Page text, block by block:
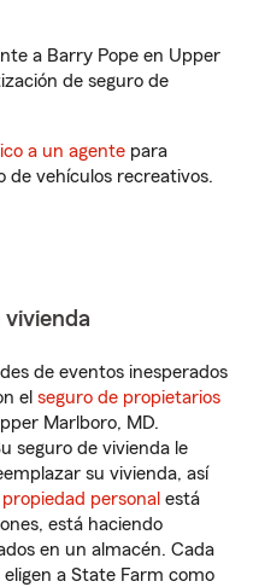
a Barry Pope en Upper
de seguro de
a un agente para
de vehículos recreativos.
de eventos inesperados
el seguro de propietarios
Marlboro, MD.
seguro de vivienda le
su vivienda, así
propiedad personal está
está haciendo
en un almacén. Cada
a State Farm como